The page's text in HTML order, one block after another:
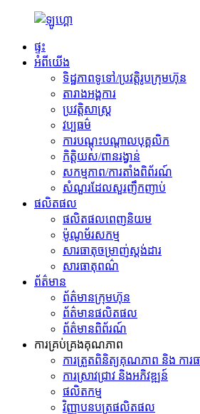
ផ្ទះ
អំពីយើង
ទិដ្ឋភាពទូទៅ/ប្រវត្តិរូបក្រុមហ៊ុន
តារាងអង្គការ
ប្រវត្តិសាស្ត្រ
វប្បធម៌
ការបណ្តុះបណ្តាលបុគ្គលិក
កិត្តិយស/ពានរង្វាន់
សកម្មភាព/ការតាំងពិព័រណ៍
សំណួរដែលសួរញឹកញាប់
ផលិតផល
ផលិតផលពេញនិយម
ម៉ូណូម័រសកម្ម
សារធាតុចម្រាញ់ស្តង់ដារ
សារធាតុពណ៌
ព័ត៌មាន
ព័ត៌មានក្រុមហ៊ុន
ព័ត៌មានផលិតផល
ព័ត៌មានពិព័រណ៍
ការគ្រប់គ្រងគុណភាព
ការត្រួតពិនិត្យគុណភាព និង ការ
ការស្រាវជ្រាវ និងអភិវឌ្ឍន៍
ផលិតកម្ម
វិញ្ញាបនបត្រផលិតផល